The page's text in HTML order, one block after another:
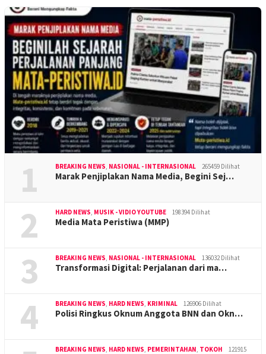
1 BREAKING NEWS, NASIONAL - INTERNASIONAL 265459 Dilihat
Marak Penjiplakan Nama Media, Begini Sej…
2 HARD NEWS, MUSIK - VIDIO YOUTUBE 198394 Dilihat
Media Mata Peristiwa (MMP)
3 BREAKING NEWS, NASIONAL - INTERNASIONAL 136032 Dilihat
Transformasi Digital: Perjalanan dari ma…
4 BREAKING NEWS, HARD NEWS, KRIMINAL 126906 Dilihat
Polisi Ringkus Oknum Anggota BNN dan Okn…
BREAKING NEWS, HARD NEWS, PEMERINTAHAN, TOKOH
121915